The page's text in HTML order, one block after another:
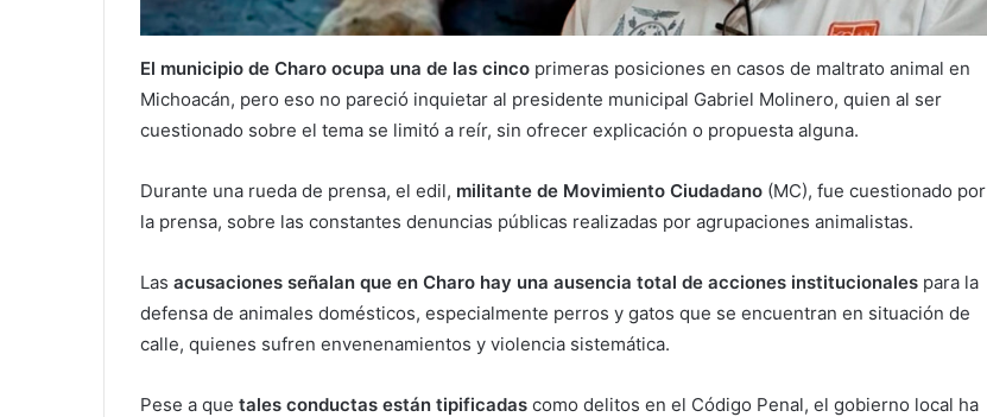
El municipio de Charo ocupa una de las cinco primeras posiciones en casos de maltrato animal en
Michoacán, pero eso no pareció inquietar al presidente municipal Gabriel Molinero, quien al ser
cuestionado sobre el tema se limitó a reír, sin ofrecer explicación o propuesta alguna.
Durante una rueda de prensa, el edil, militante de Movimiento Ciudadano (MC), fue cuestionado por
la prensa, sobre las constantes denuncias públicas realizadas por agrupaciones animalistas.
Las acusaciones señalan que en Charo hay una ausencia total de acciones institucionales para la
defensa de animales domésticos, especialmente perros y gatos que se encuentran en situación de
calle, quienes sufren envenenamientos y violencia sistemática.
Pese a que tales conductas están tipificadas como delitos en el Código Penal, el gobierno local ha